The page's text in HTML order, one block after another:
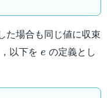
た場合も同じ値に収束
以下を e
e の定義とし